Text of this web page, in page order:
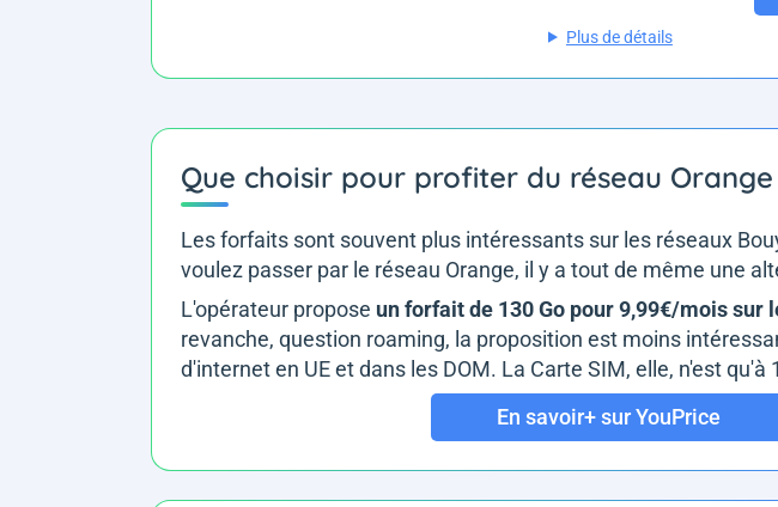
Plus de détails
Que choisir pour profiter du réseau Orange
Les forfaits sont souvent plus intéressants sur les réseaux
voulez passer par le réseau Orange, il y a tout de même une
L'opérateur propose un forfait de 130 Go pour 9,99€/mois sur
revanche, question roaming, la proposition est moins
d'internet en UE et dans les DOM. La Carte SIM, elle, n'est qu'à
En savoir+ sur YouPrice